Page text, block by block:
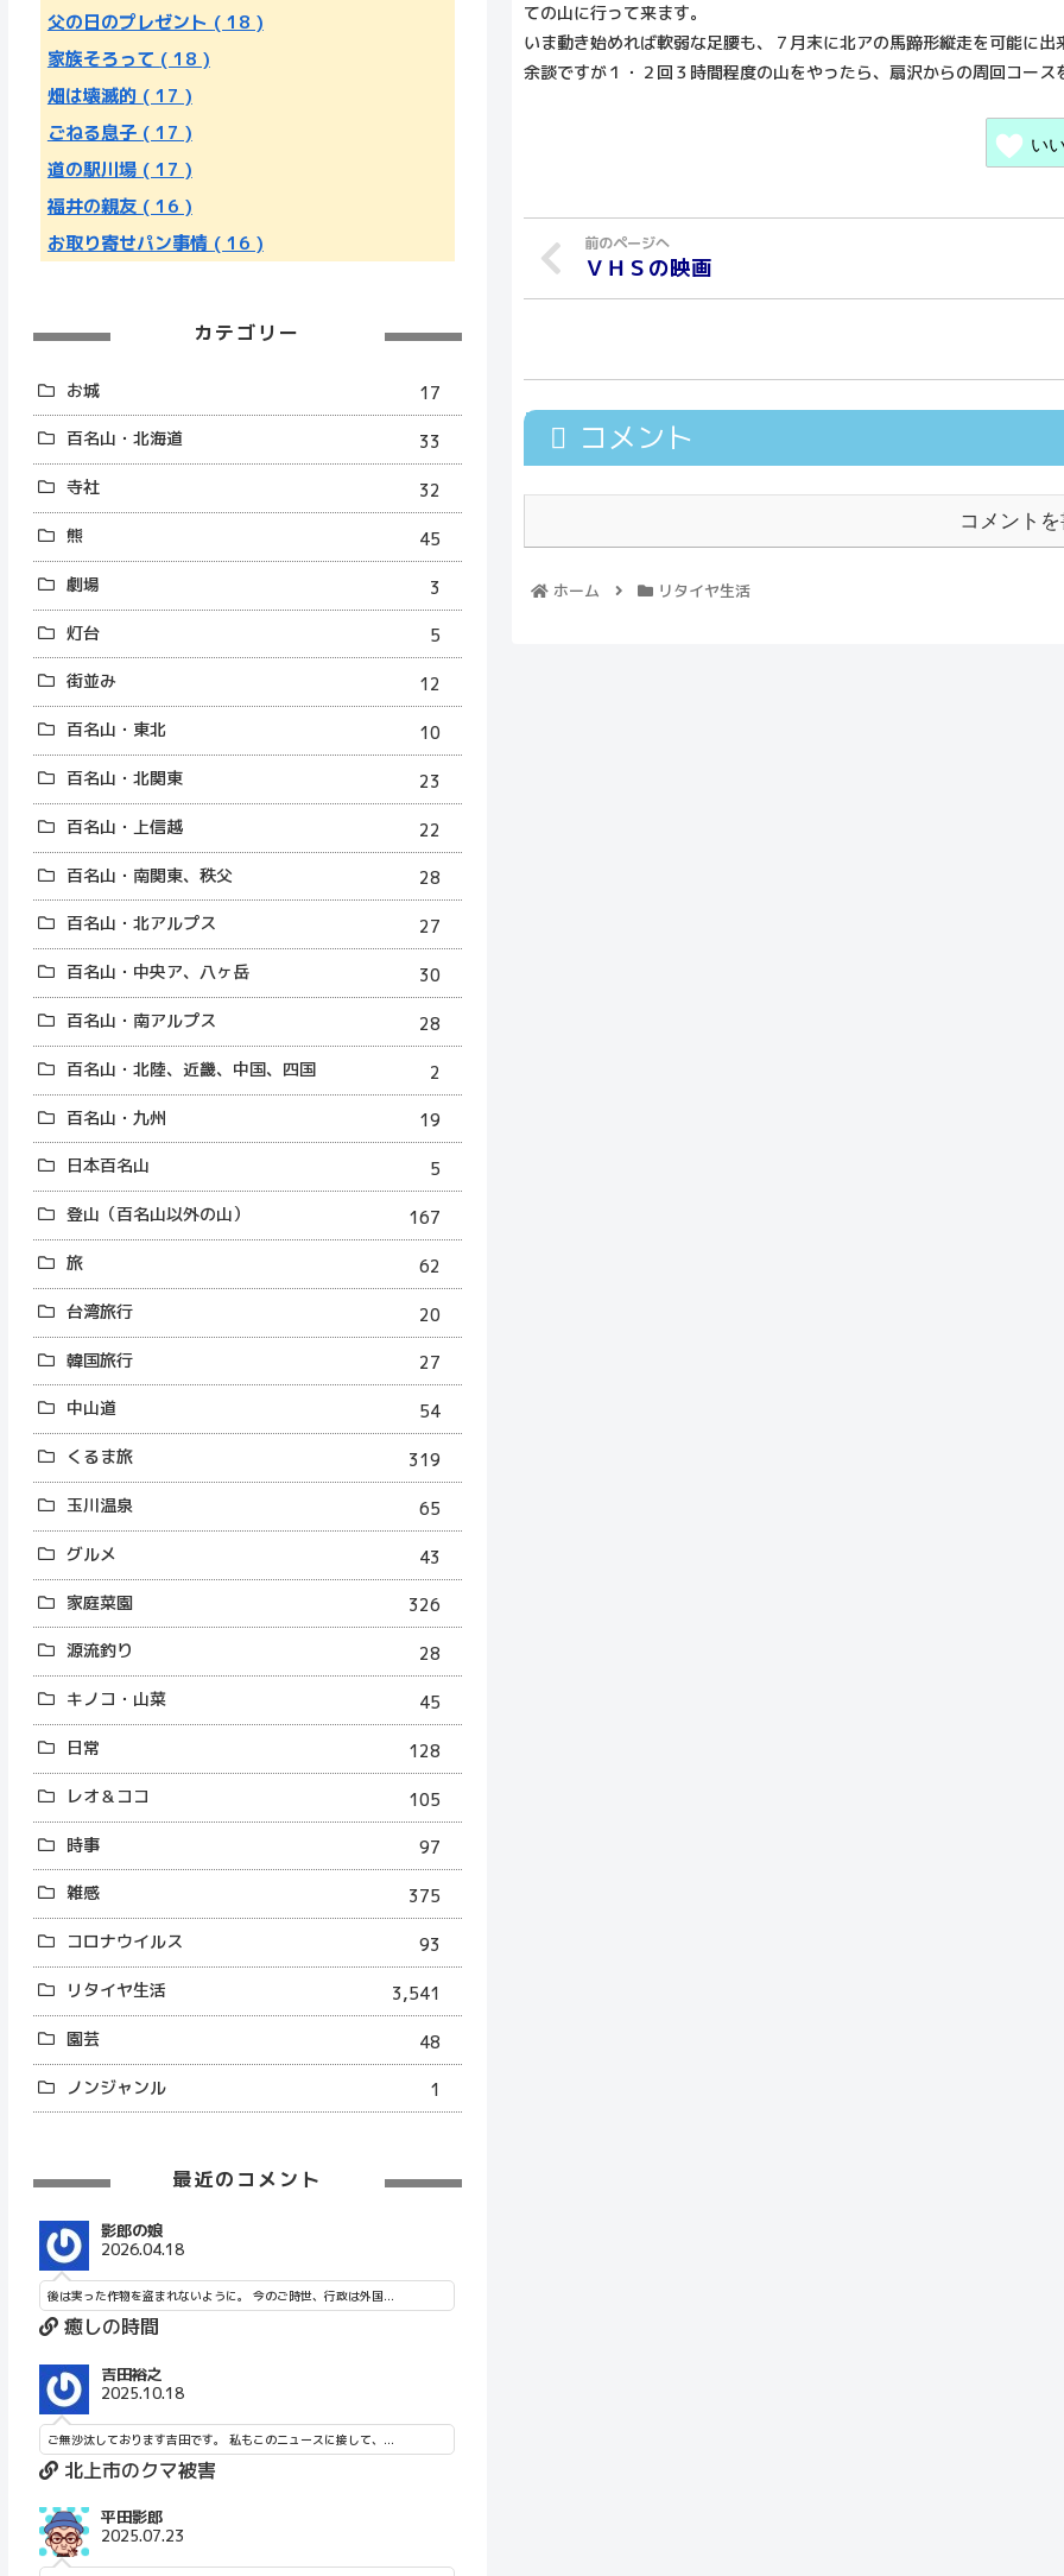
ての山に行って来ます。
いま動き始めれば軟弱な足腰も、７月末に北アの馬蹄形縦走を可能に出
余談ですが１・２回３時間程度の山をやったら、扇沢からの周回コー
い
ＶＨＳの映画
コメント
コメント
ホーム リタイヤ生活
父の日のプレゼント ( 18 )
家族そろって ( 18 )
畑は壊滅的 ( 17 )
ごねる息子 ( 17 )
道の駅川場 ( 17 )
福井の親友 ( 16 )
お取り寄せパン事情 ( 16 )
カテゴリー
お城
17
百名山・北海道
33
寺社
32
熊
45
劇場
3
灯台
5
街並み
12
百名山・東北
10
百名山・北関東
23
百名山・上信越
22
百名山・南関東、秩父
28
百名山・北アルプス
27
百名山・中央ア、八ヶ岳
30
百名山・南アルプス
28
百名山・北陸、近畿、中国、四国
2
百名山・九州
19
日本百名山
5
登山（百名山以外の山）
167
旅
62
台湾旅行
20
韓国旅行
27
中山道
54
くるま旅
319
玉川温泉
65
グルメ
43
家庭菜園
326
源流釣り
28
キノコ・山菜
45
日常
128
レオ＆ココ
105
時事
97
雑感
375
コロナウイルス
93
リタイヤ生活
3,541
園芸
48
ノンジャンル
1
最近のコメント
影郎の娘
2026.04.18
後は実った作物を盗まれないように。 今のご時世、行政は外国...
癒しの時間
吉田裕之
2025.10.18
ご無沙汰しております吉田です。 私もこのニュースに接して、...
北上市のクマ被害
平田影郎
2025.07.23